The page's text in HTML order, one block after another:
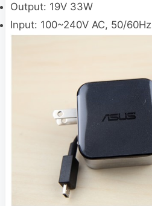
Output: 19V 33W
Input: 100~240V AC, 50/60Hz